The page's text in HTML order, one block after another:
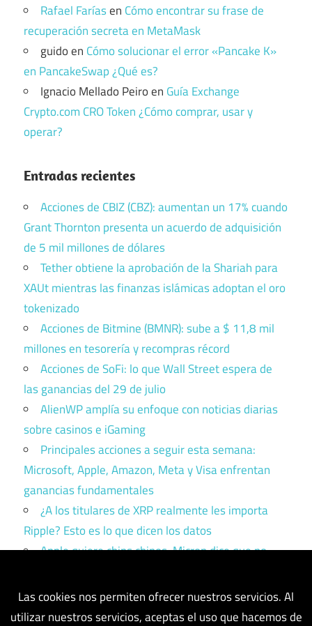
Rafael Faríasen Cómo encontrar su frase de
recuperación secreta en MetaMask
guidoen Cómo solucionar el error «Pancake K»
en PancakeSwap ¿Qué es?
Ignacio Mellado Peiroen Guía Exchange
Crypto.com CRO Token ¿Cómo comprar, usar y
operar?
Entradas recientes
Acciones de CBIZ (CBZ): aumentan un 17% cuando
Grant Thornton presenta un acuerdo de adquisición
de 5 mil millones de dólares
Tether obtiene la aprobación de la Shariah para
XAUt mientras las finanzas islámicas adoptan el oro
tokenizado
Acciones de Bitmine (BMNR): sube a $ 11,8 mil
millones en tesorería y recompras récord
Acciones de SoFi: lo que Wall Street espera de
las ganancias del 29 de julio
AlienWP amplía su enfoque con noticias diarias
sobre casinos e iGaming
Principales acciones a seguir esta semana:
Microsoft, Apple, Amazon, Meta y Visa enfrentan
ganancias fundamentales
¿A los titulares de XRP realmente les importa
Ripple? Esto es lo que dicen los datos
Apple quiere chips chinos. Micron dice que no.
Las cookies nos permiten ofrecer nuestros servicios. Al
utilizar nuestros servicios, aceptas el uso que hacemos de